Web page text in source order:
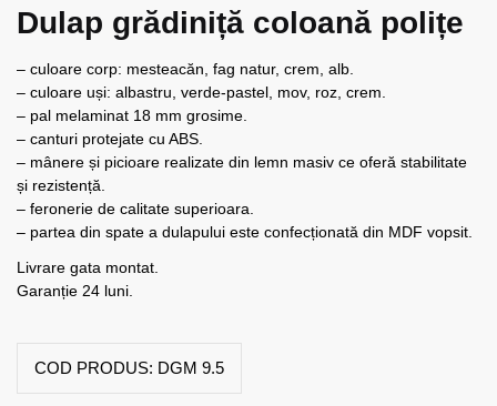
Dulap grădiniță coloană polițe
– culoare corp: mesteacăn, fag natur, crem, alb.
– culoare uși: albastru, verde-pastel, mov, roz, crem.
– pal melaminat 18 mm grosime.
– canturi protejate cu ABS.
– mânere și picioare realizate din lemn masiv ce oferă stabilitate
și rezistență.
– feronerie de calitate superioara.
– partea din spate a dulapului este confecționată din MDF vopsit.
Livrare gata montat.
Garanție 24 luni.
COD PRODUS: DGM 9.5